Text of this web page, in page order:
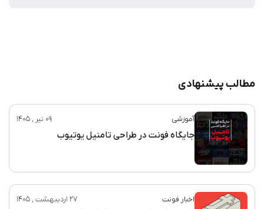
مطالب پیشنهادی
آموزشی 09 تیر , 1405
جایگاه فونت در طراحی تامنیل یوتیوب
اخبار فونت 27 اردیبهشت , 1405